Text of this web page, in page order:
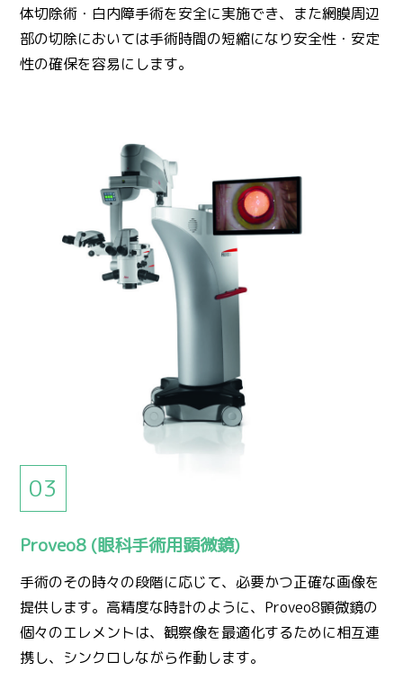
体切除術・白内障手術を安全に実施でき、また網膜周辺
部の切除においては手術時間の短縮になり安全性・安定
性の確保を容易にします。
Proveo8 (眼科手術用顕微鏡)
手術のその時々の段階に応じて、必要かつ正確な画像を
提供します。高精度な時計のように、Proveo8顕微鏡の
個々のエレメントは、観察像を最適化するために相互連
携し、シンクロしながら作動します。